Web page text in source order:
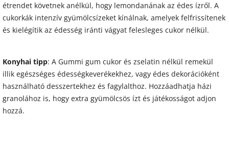
étrendet követnek anélkül, hogy lemondanának az édes ízről. A
cukorkák intenzív gyümölcsízeket kínálnak, amelyek felfrissítenek
és kielégítik az édesség iránti vágyat felesleges cukor nélkül.
Konyhai tipp: A Gummi gum cukor és zselatin nélkül remekül
illik egészséges édességkeverékekhez, vagy édes dekorációként
használható desszertekhez és fagylalthoz. Hozzáadhatja házi
granolához is, hogy extra gyümölcsös ízt és játékosságot adjon
hozzá.